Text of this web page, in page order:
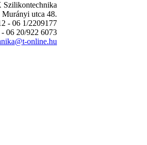
Murányi utca 48.
- 06 1/2209177
06 20/922 6073
online.hu